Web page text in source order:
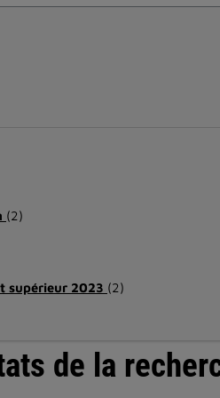
(2)
supérieur 2023 (2)
de la